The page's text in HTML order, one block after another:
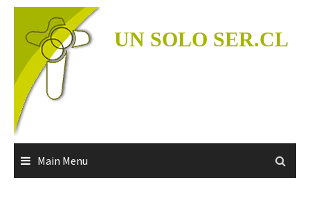
Skip
content
UN SOLO SER.CL
Main Menu